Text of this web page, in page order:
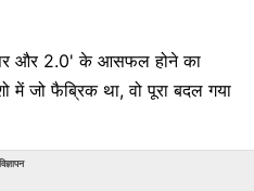
और 2.0' के आसफल होने का
में जो फैब्रिक था, वो पूरा बदल गया
विज्ञापन